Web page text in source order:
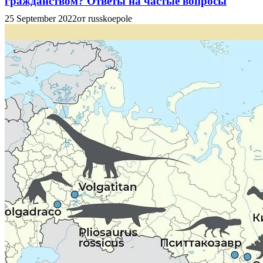
25 September 2022от russkoepole